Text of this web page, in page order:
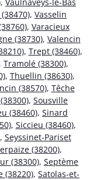
, Vasselin
, Varacieux
(38730), Valencin
, Trept (38460),
, Tramolé (38300),
, Thuellin (38630),
(38570), Têche
, Sousville
(38460), Sinard
, Siccieu (38460),
, Seyssinet-Pariset
(38200),
(38300), Septème
(38220), Satolas-et-